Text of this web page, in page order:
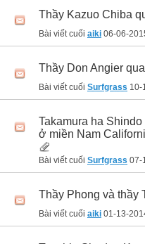
Thầy Kazuo Chiba
Bài viết cuối aiki 06-06-
Thầy Don Angier
Bài viết cuối Surfgrass 10-
Takamura ha
ở miền Nam
Bài viết cuối Surfgrass 07-
Thầy Phong và thầy
Bài viết cuối aiki 01-13-